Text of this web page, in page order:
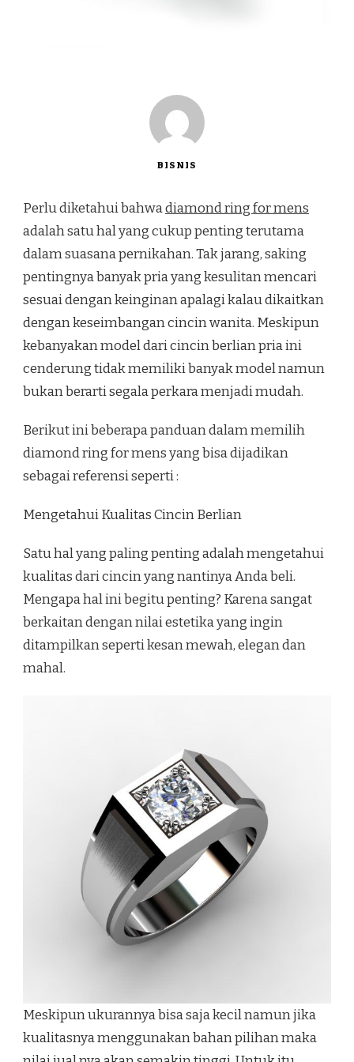
BISNIS
Perlu diketahui bahwadiamond ring for mens
adalah satu hal yang cukup penting terutama
dalam suasana pernikahan. Tak jarang, saking
pentingnya banyak pria yang kesulitan mencari
sesuai dengan keinginan apalagi kalau dikaitkan
dengan keseimbangan cincin wanita. Meskipun
kebanyakan model dari cincin berlian pria ini
cenderung tidak memiliki banyak model namun
bukan berarti segala perkara menjadi mudah.
Berikut ini beberapa panduan dalam memilih
diamond ring for mens yang bisa dijadikan
sebagai referensi seperti :
Mengetahui Kualitas Cincin Berlian
Satu hal yang paling penting adalah mengetahui
kualitas dari cincin yang nantinya Anda beli.
Mengapa hal ini begitu penting? Karena sangat
berkaitan dengan nilai estetika yang ingin
ditampilkan seperti kesan mewah, elegan dan
mahal.
Meskipun ukurannya bisa saja kecil namun jika
kualitasnya menggunakan bahan pilihan maka